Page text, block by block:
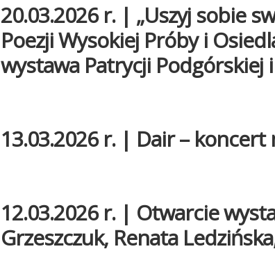
20.03.2026 r. | „Uszyj sobie
Poezji Wysokiej Próby i
wystawa Patrycji Podgórskiej
13.03.2026 r. | Dair –
12.03.2026 r. | Otwarcie
Grzeszczuk, Renata